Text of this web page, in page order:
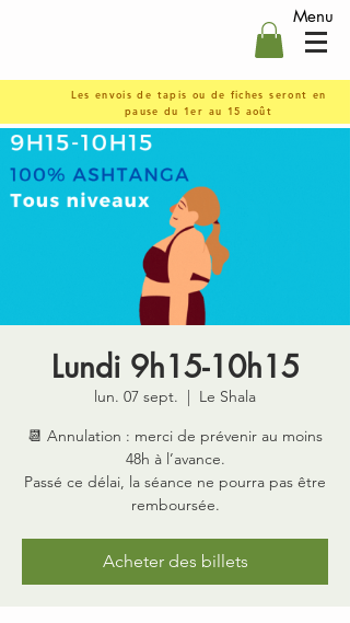
Menu
Les envois de tapis ou de fiches seront en
pause du 1er au 15 août
Lundi 9h15-10h15
lun. 07 sept.
  |
Le Shala
📆 Annulation : merci de prévenir au moins
48h à l’avance.
Passé ce délai, la séance ne pourra pas être
remboursée.
Acheter des billets